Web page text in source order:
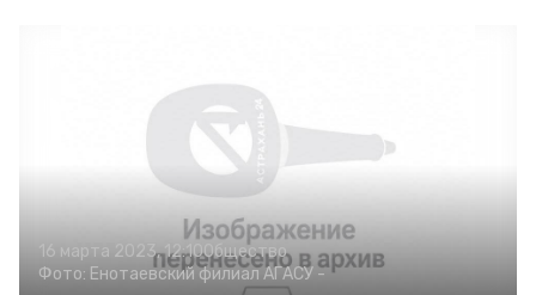
16 марта 2023, 12:10Общество
Фото: Енотаевский филиал АГАСУ -